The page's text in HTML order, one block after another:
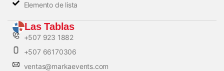
Elemento de lista
Las Tablas
+507 923 1882
+507 66170306
ventas@markaevents.com